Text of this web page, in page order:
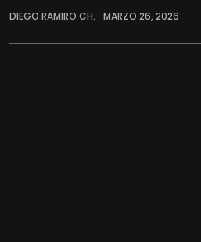
DIEGO RAMIRO CH. MARZO 26, 2026